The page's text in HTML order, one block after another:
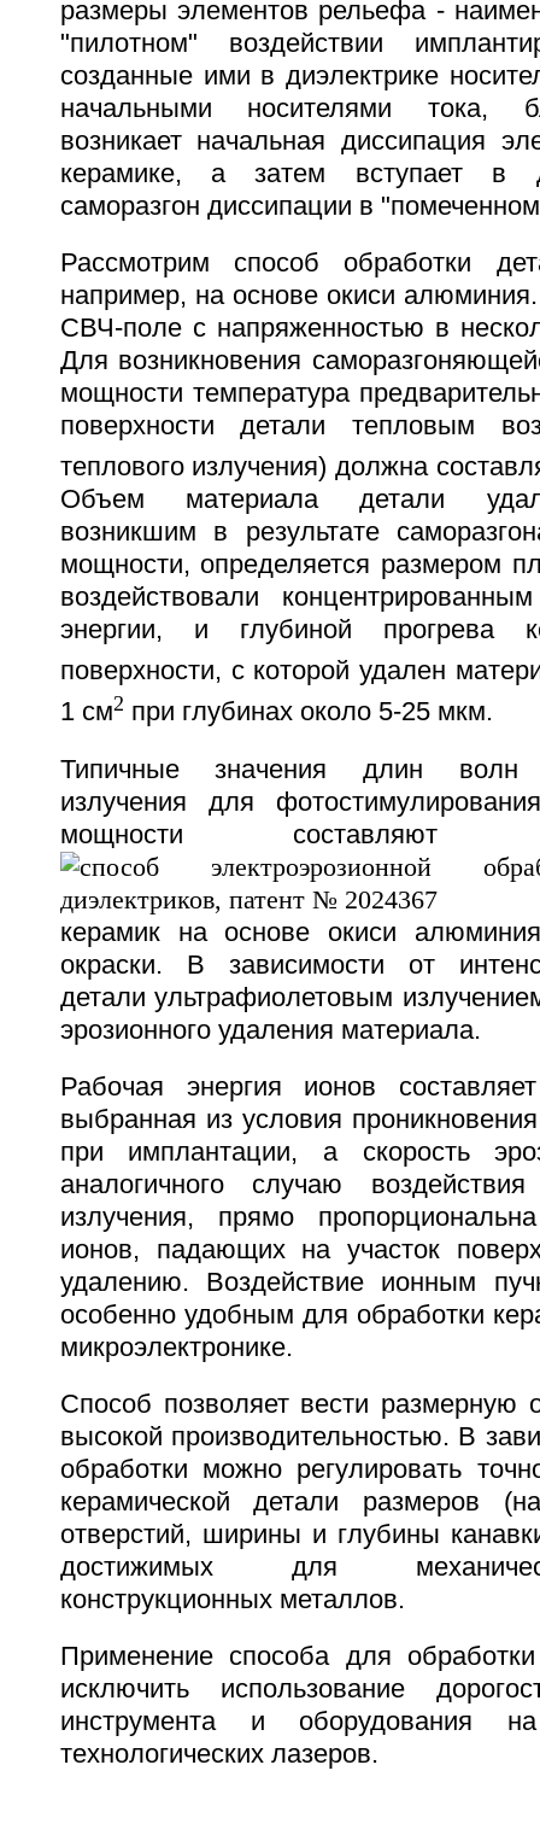
размеры элементов рельефа -
"пилотном" воздействии
созданные ими в диэлектрике
начальными носителями тока,
возникает начальная диссипация
керамике, а затем вступает в
саморазгон диссипации в
Рассмотрим способ обработки
например, на основе окиси
СВЧ-поле с напряженностью в
Для возникновения
мощности температура
поверхности детали тепловым
теплового излучения) должна
Объем материала детали
возникшим в результате
мощности, определяется размером
воздействовали
энергии, и глубиной прогрева
поверхности, с которой удален
1 см2 при глубинах около 5-25 мкм.
Типичные значения длин волн
излучения для
мощности
керамик на основе окиси
окраски. В зависимости от
детали ультрафиолетовым
эрозионного удаления материала.
Рабочая энергия ионов
выбранная из условия
при имплантации, а скорость
аналогичного случаю воздействия
излучения, прямо
ионов, падающих на участок
удалению. Воздействие ионным
особенно удобным для обработки
микроэлектронике.
Способ позволяет вести размерную
высокой производительностью. В
обработки можно регулировать
керамической детали размеров
отверстий, ширины и глубины
достижимых для
конструкционных металлов.
Применение способа для
исключить использование
инструмента и оборудования
технологических лазеров.